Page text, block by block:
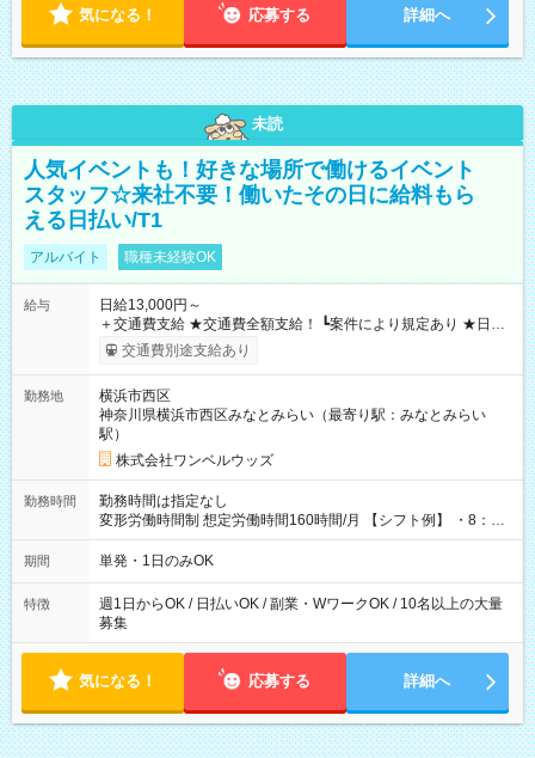
気になる！ 応募する 詳細へ
未読
人気イベントも！好きな場所で働けるイベント
スタッフ☆来社不要！働いたその日に給料もら
える日払い/T1
アルバイト 職種未経験OK
給与
日給13,000円～
＋交通費支給 ★交通費全額支給！ ┗案件により規定あり ★日払
いOK！（規定あり） ┗働いたその日に現金GET♪ お仕事後はコ
ンビニATMから 日払い分を引き落とせます！ 【試用期間】試
交通費別途支給あり
勤務地
横浜市西区
神奈川県横浜市西区みなとみらい（最寄り駅：みなとみらい
駅）
株式会社ワンベルウッズ
勤務時間
勤務時間は指定なし
変形労働時間制 想定労働時間160時間/月 【シフト例】 ・8：00
～21：00
期間 単発・1日のみOK
特徴
週1日からOK / 日払いOK / 副業・WワークOK / 10名以上の大量
募集
気になる！ 応募する 詳細へ